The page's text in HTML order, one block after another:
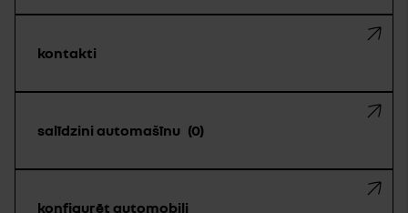
kontakti
salīdzini automašīnu 0
konfigurēt automobili